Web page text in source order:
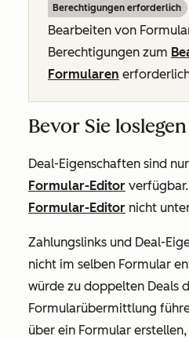
Berechtigungen erforderlich
Bearbeiten von
Berechtigungen zum
Formularen
Bevor Sie loslegen
Deal-Eigenschaften sind
Formular-Editor
Formular-Editor nicht
Zahlungslinks und Deal-
nicht im selben Formular
würde zu doppelten Deals
Formularübermittlung
über ein Formular